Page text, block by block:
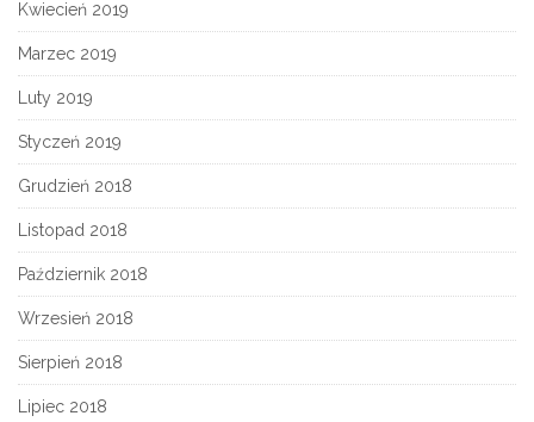
Kwiecień 2019
Marzec 2019
Luty 2019
Styczeń 2019
Grudzień 2018
Listopad 2018
Październik 2018
Wrzesień 2018
Sierpień 2018
Lipiec 2018